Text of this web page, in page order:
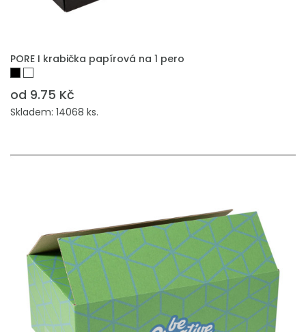
PŘIDAT DO POPTÁVKY
PORE I krabička papírová na 1 pero
od 9.75 Kč
Skladem: 14068 ks.